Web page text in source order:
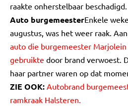
raakte onherstelbaar beschadigd.
Auto burgemeesterEnkele
augustus, was het weer raak.
auto die burgemeester
gebruikte door brand verwoest.
haar partner waren op dat
ZIE OOK: Autobrand
ramkraak Halsteren.